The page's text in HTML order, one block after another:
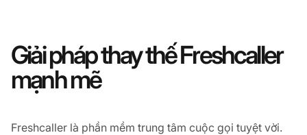
Giải pháp thay thế Freshcaller
mạnh mẽ
Freshcaller là phần mềm trung tâm cuộc gọi tuyệt vời.